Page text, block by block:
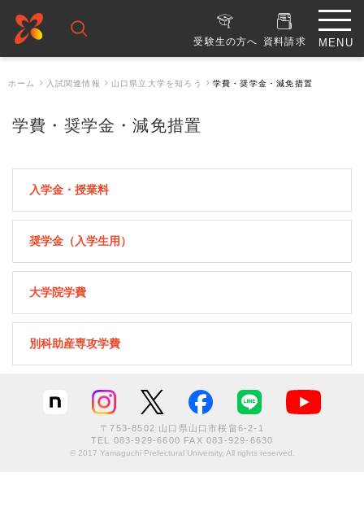
受験生の方へ 資料請求
ホーム 入試関連情報 山口県立大学を知ろう 学費・奨学金・減免措置
学費・奨学金・減免措置
入学金・授業料
奨学金（入学生用）
大学院学費
別科助産専攻学費
〒753-8502 山口県山口市桜畠6-2-1
TEL 083-929-6600 FAX 083-929-6630
© 2017 Yamaguchi Prefectural University, All rights reserved.